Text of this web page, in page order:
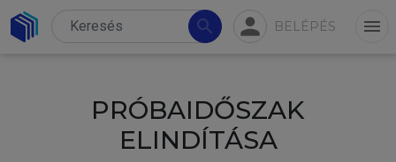
search person BELÉPÉS menu
PRÓBAIDŐSZAK
ELINDÍTÁSA